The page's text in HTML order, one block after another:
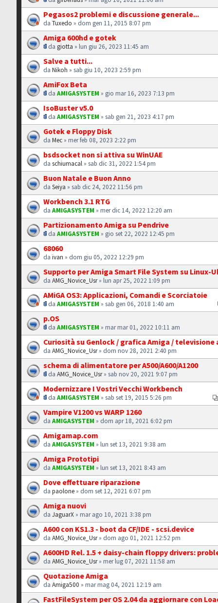
Pegasos2 problemi e discussione generale...
daTuxedo » dom gen 11, 2015 8:07 pm
Amiga 600hd e gotek
dagiotta » lun giu 26, 2023 11:45 am
Salve a tutti...
daNikoh » sab giu 10, 2023 2:59 pm
AmiFox Beta
daAMIGASYSTEM » gio mar 16, 2023 7:13 pm
IsoBuster v5.0
daAMIGASYSTEM » sab gen 21, 2023 4:17 pm
Gotek e Floppy Disk
daMec » mer feb 08, 2023 2:22 pm
bsdsocket non si attiva su WinUAE
daschiumacal » sab dic 31, 2022 1:54 pm
Buon Natale e Buon Anno
daSeiya » sab dic 24, 2022 11:56 pm
Workbench 3.1 RTG
daAMIGASYSTEM » mer dic 14, 2022 12:20 am
Partizionamento Amiga su Pendrive
daAMIGASYSTEM » gio set 22, 2022 12:45 pm
68060
daivan » dom giu 05, 2022 12:29 pm
Supporto per Amiga Smart File System su Linux-
daAMG_Novice_Usr» lun apr 25, 2022 1:09 pm
AMiGA OS3: Applicazioni, Comandi e Scorciatoie
daAMIGASYSTEM » sab gen 06, 2018 1:40 am
p.OS
daAMIGASYSTEM » mar mar 01, 2022 10:11 am
Curiosità su Genlock / grafica Amiga / televisione
daAMG_Novice_Usr» dom nov 28, 2021 2:40 pm
schema di alimentatore per A500/A600/A1200
daAMG_Novice_Usr» sab nov 20, 2021 9:07 pm
Modernizzare I Vostri Vecchi Workbench
daAMIGASYSTEM » sab set 19, 2015 5:26 pm
Vampire V1200 vs WARP 1260
daAMIGASYSTEM » dom apr 18, 2021 6:02 pm
Amigamap.com
daAMIGASYSTEM » lun set 13, 2021 9:38 am
Amiga Prototipi
daAMIGASYSTEM » lun set 13, 2021 8:43 am
Dove effettuare riparazione
dapaolone » dom set 12, 2021 6:07 pm
Amiga nuovi
daJaguarX » mar ago 10, 2021 3:38 pm
A600 con KS1.3 - boot da CF/IDE - scsi.device
daAMG_Novice_Usr» dom ago 01, 2021 12:52 pm
A600HD Rel. 1.5 + daisy-chain floppy drivers:
daAMG_Novice_Usr» mer lug 07, 2021 11:58 am
Quotazione Amiga
daAmiga500 » mar mag 04, 2021 12:19 am
FastFileSystem per OS 2.04 da aggiornare con